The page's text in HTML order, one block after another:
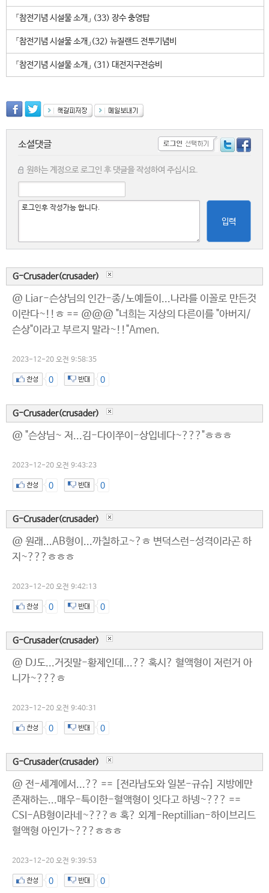
「참전기념 시설물 소개」 (33) 장수 충영탑
「참전기념 시설물 소개」(32) 뉴질랜드 전투기념비
「참전기념 시설물 소개」 (31) 대전지구전승비
소셜댓글
원하는 계정으로 로그인 후 댓글을 작성하여 주십시요.
입력
G-Crusader(crusader)
@ Liar-슨상님의 인간-종/노예들이...나라를 이꼴로 만든것
이란다~!!ㅎ == @@@ "너희는 지상의 다른이를 "아버지/
슨상"이라고 부르지 말라~!!"Amen.
2023-12-20 오전 9:58:35
0 0
G-Crusader(crusader)
@ "슨상님~ 저...김-다이쭈이-상입네다~???"ㅎㅎㅎ
2023-12-20 오전 9:43:23
0 0
G-Crusader(crusader)
@ 원래...AB형이...까칠하고~?ㅎ 변덕스런-성격이라곤 하
지~???ㅎㅎㅎ
2023-12-20 오전 9:42:13
0 0
G-Crusader(crusader)
@ DJ도...거짓말-황제인데...?? 혹시? 혈액형이 저런거 아
니가~???ㅎ
2023-12-20 오전 9:40:31
0 0
G-Crusader(crusader)
@ 전-세계에서...?? == [전라남도와 일본-규슈] 지방에만
존재하는...매우-특이한-혈액형이 잇다고 하넹~??? ==
CSI-AB형이라네~???ㅎ 혹? 외계-Reptillian-하이브리드
혈액형 아인가~???ㅎㅎㅎ
2023-12-20 오전 9:39:53
0 0